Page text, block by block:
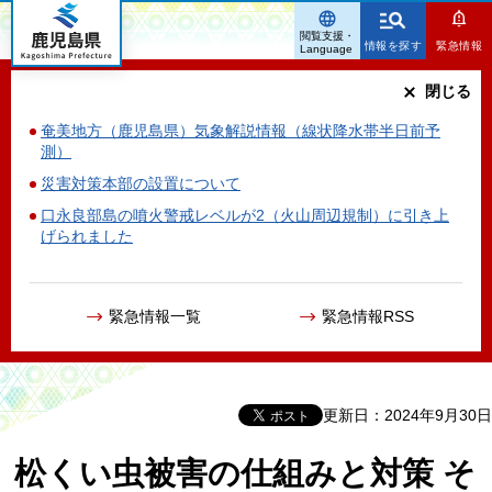
鹿児島県
情報を探す 緊急情報
奄美地方（鹿児島県）気象解説情報（線状降水帯半日前予
測）
災害対策本部の設置について
口永良部島の噴火警戒レベルが2（火山周辺規制）に引き上
げられました
緊急情報一覧 緊急情報RSS
閉じる
閲覧支援・
Language
更新日：2024年9月30日
松くい虫被害の仕組みと対策 そ